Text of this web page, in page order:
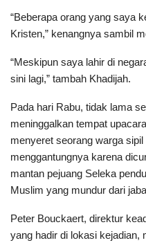
“Beberapa orang yang saya
Kristen,” kenangnya sambil
“Meskipun saya lahir di
sini lagi,” tambah Khadijah.
Pada hari Rabu, tidak lama
meninggalkan tempat
menyeret seorang warga
menggantungnya karena
mantan pejuang Seleka
Muslim yang mundur dari
Peter Bouckaert, direktur
yang hadir di lokasi kejadian,